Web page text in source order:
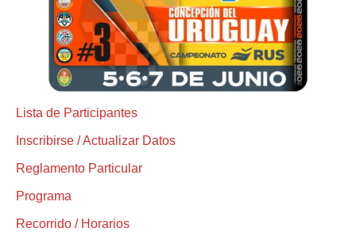
Lista de Participantes
Inscribirse / Actualizar Datos
Reglamento Particular
Programa
Recorrido / Horarios